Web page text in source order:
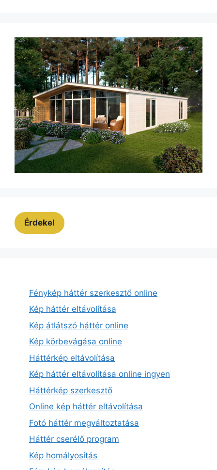
Érdekel
Fénykép háttér szerkesztő online
Kép háttér eltávolítása
Kép átlátszó háttér online
Kép körbevágása online
Háttérkép eltávolítása
Kép háttér eltávolítása online ingyen
Háttérkép szerkesztő
Online kép háttér eltávolítása
Fotó háttér megváltoztatása
Háttér cserélő program
Kép homályosítás